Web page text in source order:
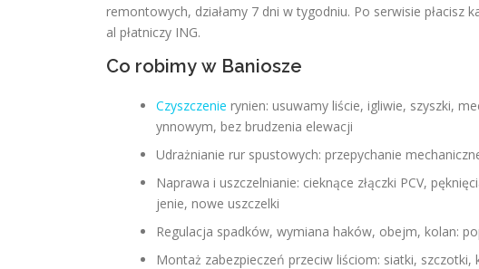
remontowych, działamy 7 dni w tygodniu. Po serwisie
al płatniczy ING.
Co robimy w Baniosze
Czyszczenie rynien: usuwamy liście, igliwie, szyszki,
ynnowym, bez brudzenia elewacji
Udrażnianie rur spustowych: przepychanie
Naprawa i uszczelnianie: cieknące złączki PCV,
jenie, nowe uszczelki
Regulacja spadków, wymiana haków, obejm, kolan:
Montaż zabezpieczeń przeciw liściom: siatki,